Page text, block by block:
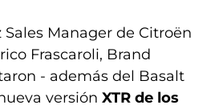
Manager de Citroën
Frascaroli, Brand
- además del Basalt
versión XTR de los